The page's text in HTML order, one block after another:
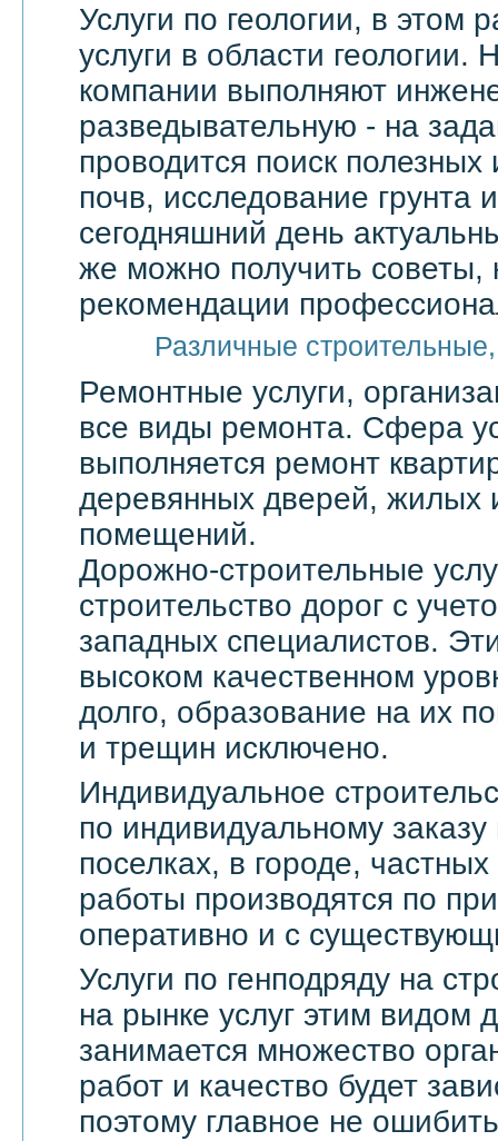
Услуги по геологии, в этом
услуги в области
компании выполняют
разведывательную - на
проводится поиск
почв, исследование грунта
сегодняшний день
же можно получить советы,
рекомендации
Различные
Ремонтные услуги,
все виды ремонта. Сфера
выполняется ремонт
деревянных дверей, жилых
помещений.
Дорожно-строительные
строительство дорог с
западных специалистов.
высоком качественном
долго, образование на их
и трещин исключено.
Индивидуальное
по индивидуальному
поселках, в городе,
работы производятся по
оперативно и с
Услуги по генподряду на
на рынке услуг этим видом
занимается множество
работ и качество будет
поэтому главное не